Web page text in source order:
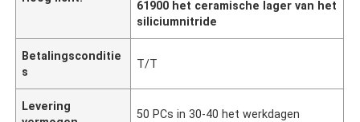
61900 het ceramische lager van het
siliciumnitride
Betalingsconditie
s
T/T
Levering
50 PCs in 30-40 het werkdagen